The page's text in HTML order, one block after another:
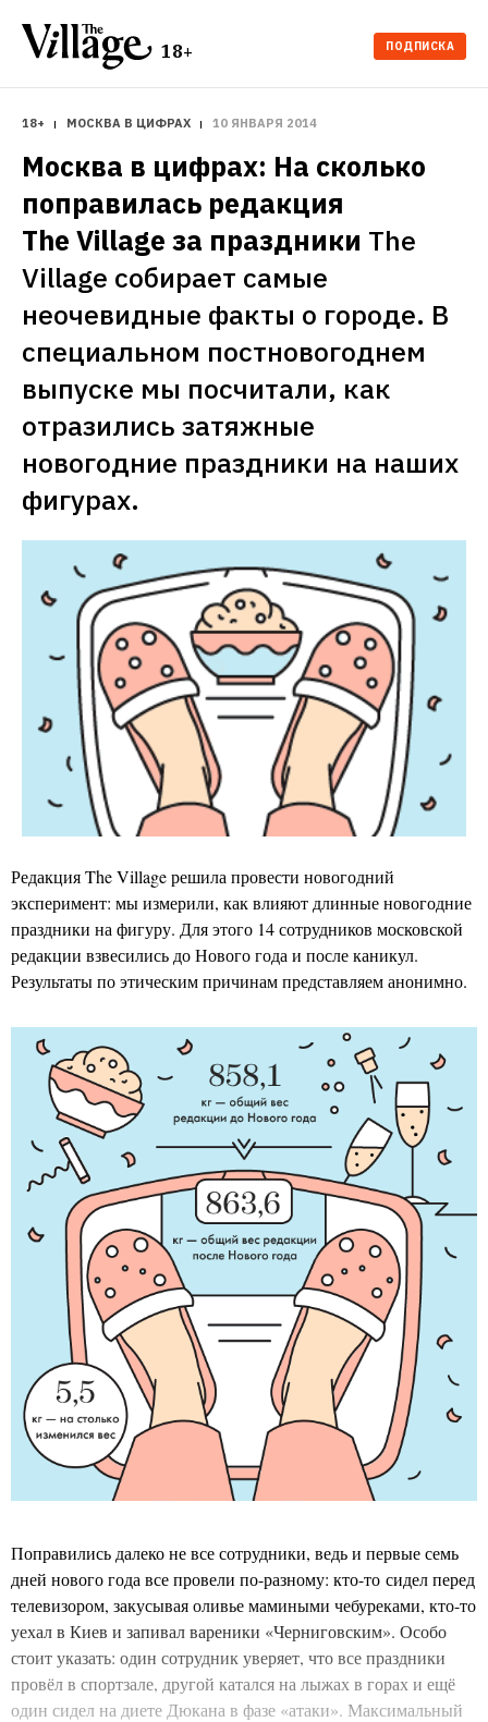
18+ ПОДПИСКА
18+ МОСКВА В ЦИФРАХ 10 ЯНВАРЯ 2014
Москва в цифрах: На сколько
поправилась редакция
The Village за праздники The
Village собирает самые
неочевидные факты о городе. В
специальном постновогоднем
выпуске мы посчитали, как
отразились затяжные
новогодние праздники на наших
фигурах.
Редакция The Village решила провести новогодний
эксперимент: мы измерили, как влияют длинные новогодние
праздники на фигуру. Для этого 14 сотрудников московской
редакции взвесились до Нового года и после каникул.
Результаты по этическим причинам представляем анонимно.
Поправились далеко не все сотрудники, ведь и первые семь
дней нового года все провели по-разному: кто-то сидел перед
телевизором, закусывая оливье мамиными чебуреками, кто-то
уехал в Киев и запивал вареники «Черниговским». Особо
стоит указать: один сотрудник уверяет, что все праздники
провёл в спортзале, другой катался на лыжах в горах и ещё
один сидел на диете Дюкана в фазе «атаки». Максимальный